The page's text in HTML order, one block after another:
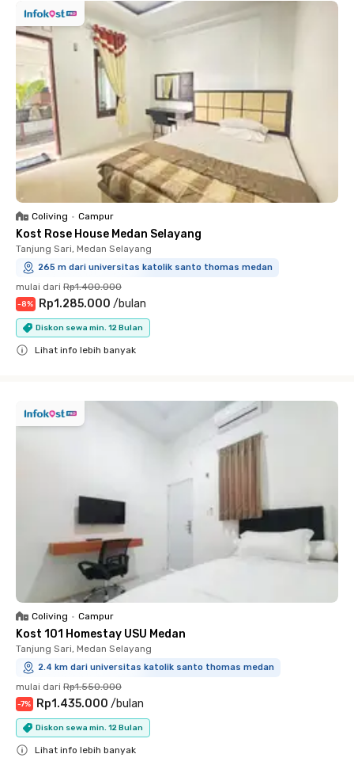
Coliving • Campur
Kost Rose House Medan Selayang
Tanjung Sari, Medan Selayang
265 m dari universitas katolik santo thomas medan
mulai dari Rp1.400.000
-8% Rp1.285.000 /bulan
Diskon sewa min. 12 Bulan
Lihat info lebih banyak
Coliving • Campur
Kost 101 Homestay USU Medan
Tanjung Sari, Medan Selayang
2.4 km dari universitas katolik santo thomas medan
mulai dari Rp1.550.000
-7% Rp1.435.000 /bulan
Diskon sewa min. 12 Bulan
Lihat info lebih banyak